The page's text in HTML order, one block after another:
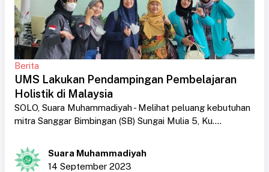
Berita
UMS Lakukan Pendampingan Pembelajaran
Holistik di Malaysia
SOLO, Suara Muhammadiyah - Melihat peluang kebutuhan
mitra Sanggar Bimbingan (SB) Sungai Mulia 5, Ku....
Suara Muhammadiyah
14 September 2023